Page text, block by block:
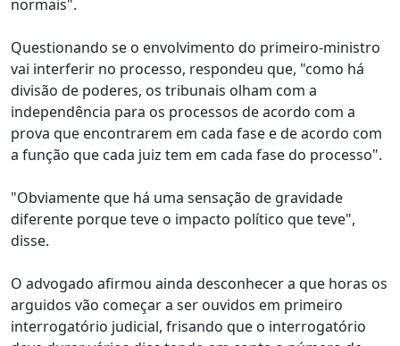
normais".
Questionando se o envolvimento do primeiro-ministro
vai interferir no processo, respondeu que, "como há
divisão de poderes, os tribunais olham com a
independência para os processos de acordo com a
prova que encontrarem em cada fase e de acordo com
a função que cada juiz tem em cada fase do processo".
"Obviamente que há uma sensação de gravidade
diferente porque teve o impacto político que teve",
disse.
O advogado afirmou ainda desconhecer a que horas os
arguidos vão começar a ser ouvidos em primeiro
interrogatório judicial, frisando que o interrogatório